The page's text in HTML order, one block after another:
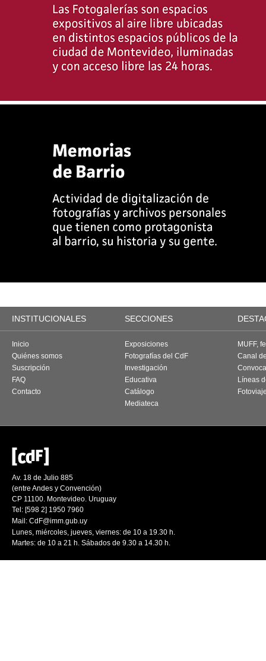
INSTITUCIONALES SECCIONES
Inicio
Quiénes somos
Suscripción
FAQ
Contacto
Exposiciones
Fotografías del CdF
Investigación
Educativa
Catálogo
Mediateca
MUFF,
Canal
Líneas
Av. 18 de Julio 885
(entre Andes y Convención)
CP 11100. Montevideo. Uruguay
Tel: [598 2] 1950 7960
Mail: CdF@imm.gub.uy
Lunes, miércoles, jueves, viernes: de 10 a 19.30 h.
Martes: de 10 a 21 h. Sábados de 9.30 a 14.30 h.